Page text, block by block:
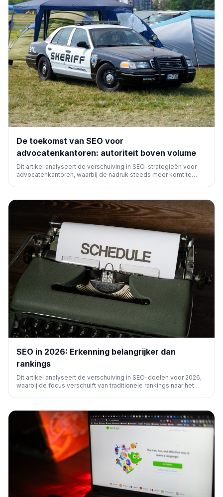
De toekomst van SEO voor
advocatenkantoren: autoriteit boven volume
Dit artikel analyseert de verschuiving in SEO-strategieën voor
advocatenkantoren, waarbij de nadruk steeds meer komt te
SEO in 2026: Erkenning belangrijker dan
rankings
Dit artikel analyseert de verschuiving in SEO-doelen voor 2026,
waarbij de focus verschuift van traditionele rankings naar het
gebruikersbehoeften.